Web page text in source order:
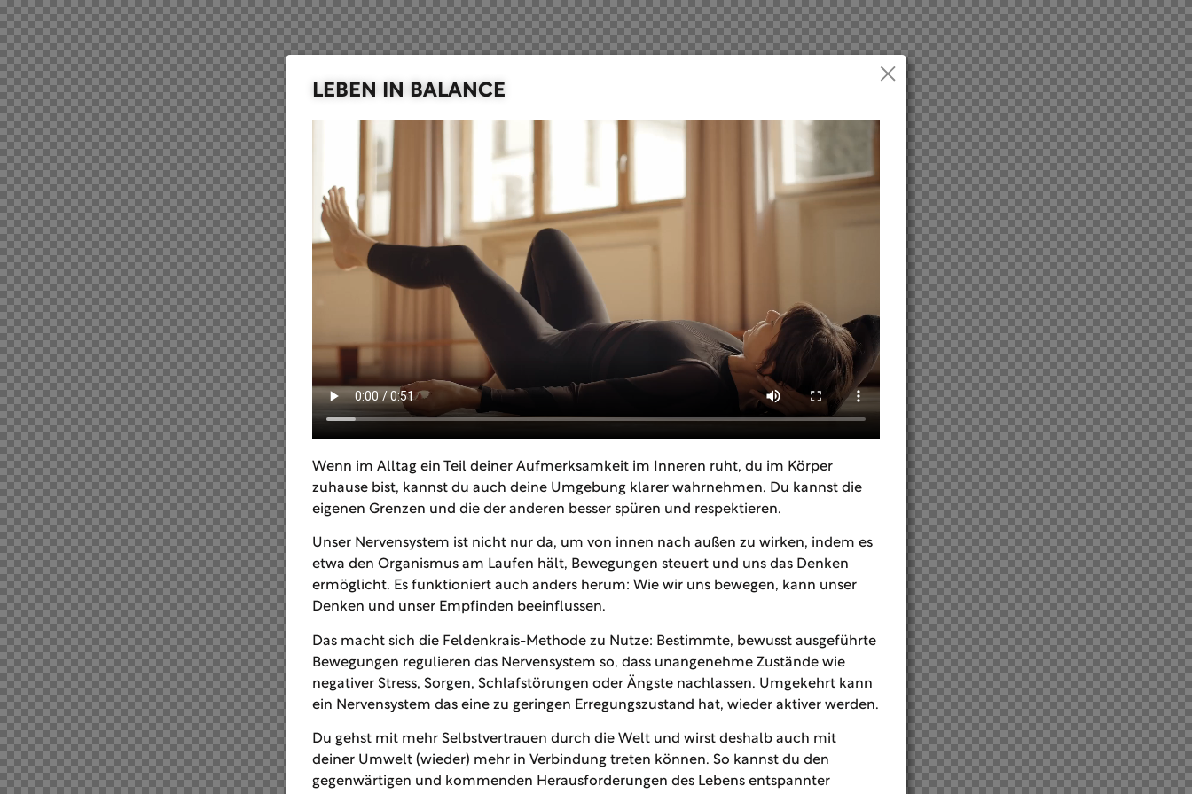
LEBEN IN BALANCE
Wenn im Alltag ein Teil deiner Aufmerksamkeit im Inneren ruht, du im Körper
zuhause bist, kannst du auch deine Umgebung klarer wahrnehmen. Du kannst die
eigenen Grenzen und die der anderen besser spüren und respektieren.
Unser Nervensystem ist nicht nur da, um von innen nach außen zu wirken, indem es
etwa den Organismus am Laufen hält, Bewegungen steuert und uns das Denken
ermöglicht. Es funktioniert auch anders herum: Wie wir uns bewegen, kann unser
Denken und unser Empfinden beeinflussen.
Das macht sich die Feldenkrais-Methode zu Nutze: Bestimmte, bewusst ausgeführte
Bewegungen regulieren das Nervensystem so, dass unangenehme Zustände wie
negativer Stress, Sorgen, Schlafstörungen oder Ängste nachlassen. Umgekehrt kann
ein Nervensystem das eine zu geringen Erregungszustand hat, wieder aktiver werden.
Du gehst mit mehr Selbstvertrauen durch die Welt und wirst deshalb auch mit
deiner Umwelt (wieder) mehr in Verbindung treten können. So kannst du den
gegenwärtigen und kommenden Herausforderungen des Lebens entspannter